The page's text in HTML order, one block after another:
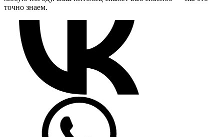
точно знаем.